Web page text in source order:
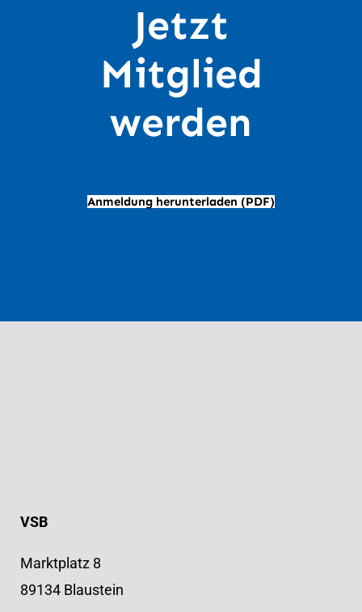
Jetzt
Mitglied
werden
Anmeldung herunterladen (PDF)
VSB
Marktplatz 8
89134 Blaustein